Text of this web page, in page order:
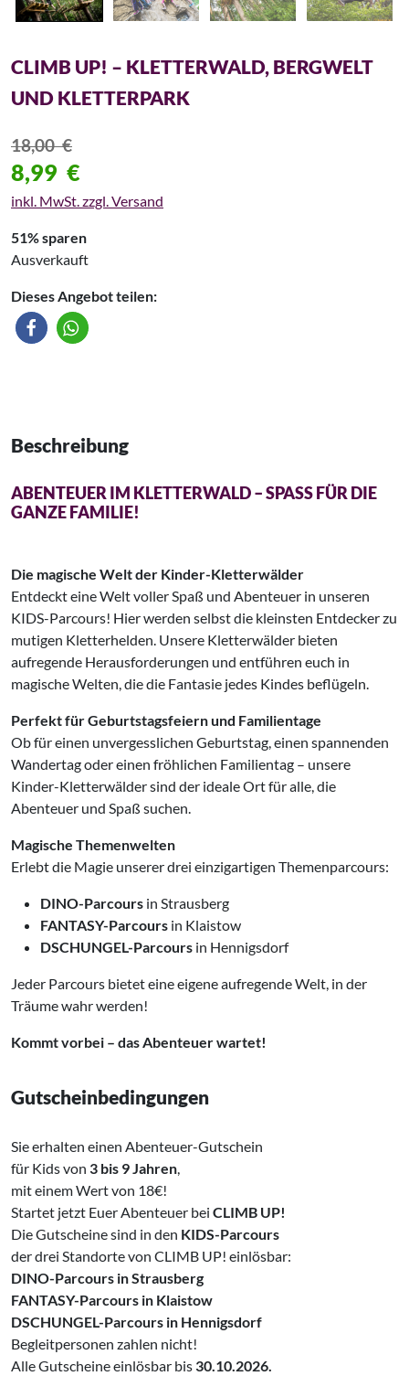
CLIMB UP! – KLETTERWALD, BERGWELT
UND KLETTERPARK
18,00€
8,99 €
inkl. MwSt. zzgl. Versand
51% sparen
Ausverkauft
Dieses Angebot teilen:
Beschreibung
ABENTEUER IM KLETTERWALD – SPASS FÜR DIE G
ANZE FAMILIE!
Die magische Welt der Kinder-Kletterwälder
Entdeckt eine Welt voller Spaß und Abenteuer in unseren
KIDS-Parcours! Hier werden selbst die kleinsten Entdecker zu
mutigen Kletterhelden. Unsere Kletterwälder bieten
aufregende Herausforderungen und entführen euch in
magische Welten, die die Fantasie jedes Kindes beflügeln.
Perfekt für Geburtstagsfeiern und Familientage
Ob für einen unvergesslichen Geburtstag, einen spannenden
Wandertag oder einen fröhlichen Familientag – unsere
Kinder-Kletterwälder sind der ideale Ort für alle, die
Abenteuer und Spaß suchen.
Magische Themenwelten
Erlebt die Magie unserer drei einzigartigen Themenparcours:
DINO-Parcours in Strausberg
FANTASY-Parcours in Klaistow
DSCHUNGEL-Parcours in Hennigsdorf
Jeder Parcours bietet eine eigene aufregende Welt, in der
Träume wahr werden!
Kommt vorbei – das Abenteuer wartet!
Gutscheinbedingungen
Sie erhalten einen Abenteuer-Gutschein
für Kids von 3 bis 9 Jahren,
mit einem Wert von 18€!
Startet jetzt Euer Abenteuer bei CLIMB UP!
Die Gutscheine sind in den KIDS-Parcours
der drei Standorte von CLIMB UP! einlösbar:
DINO-Parcours in Strausberg
FANTASY-Parcours in Klaistow
DSCHUNGEL-Parcours in Hennigsdorf
Begleitpersonen zahlen nicht!
Alle Gutscheine einlösbar bis 30.10.2026.